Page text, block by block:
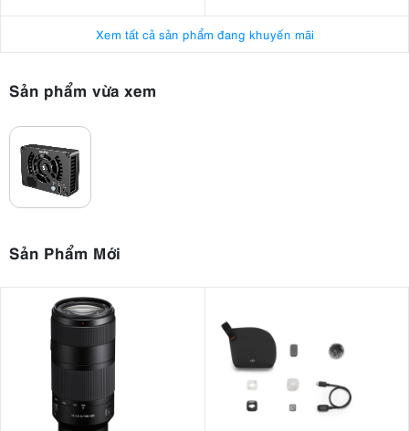
Xem tất cả sản phẩm đang khuyến mãi
Sản phẩm vừa xem
Sản Phẩm Mới